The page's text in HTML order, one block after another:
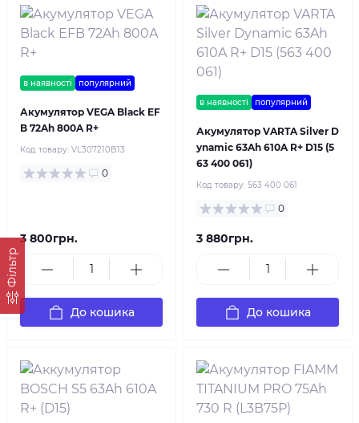
Фільтр
в наявності популярний
Акумулятор VEGA Black EF
B 72Ah 800A R+
Код товару: VL307210B13
0
3 800грн.
До кошика
в наявності популярний
Акумулятор VARTA Silver D
ynamic 63Ah 610A R+ D15 (5
63 400 061)
Код товару: 563 400 061
0
3 880грн.
До кошика